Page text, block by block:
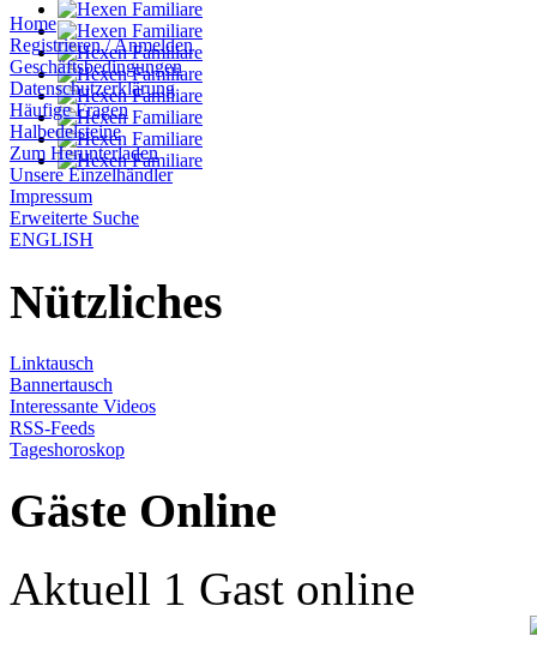
Home
Registrieren / Anmelden
Geschäftsbedingungen
Datenschutzerklärung
Häufige Fragen
Halbedelsteine
Zum Herunterladen
Unsere Einzelhändler
Impressum
Erweiterte Suche
ENGLISH
Nützliches
Linktausch
Bannertausch
Interessante Videos
RSS-Feeds
Tageshoroskop
Gäste Online
Aktuell 1 Gast online